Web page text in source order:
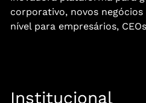
corporativo, novos
nível para empresários,
Institucional